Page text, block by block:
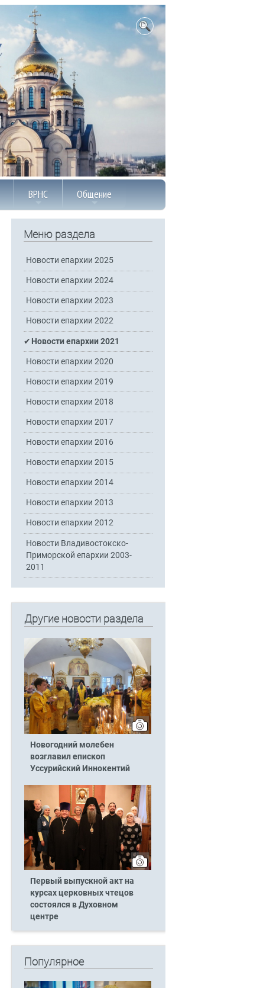
ВРНС Общение
Меню раздела
Новости епархии 2025
Новости епархии 2024
Новости епархии 2023
Новости епархии 2022
Новости епархии 2021
Новости епархии 2020
Новости епархии 2019
Новости епархии 2018
Новости епархии 2017
Новости епархии 2016
Новости епархии 2015
Новости епархии 2014
Новости епархии 2013
Новости епархии 2012
Новости Владивостокско-
Приморской епархии 2003-
2011
Другие новости раздела
Новогодний молебен
возглавил епископ
Уссурийский Иннокентий
Первый выпускной акт на
курсах церковных чтецов
состоялся в Духовном
центре
Популярное